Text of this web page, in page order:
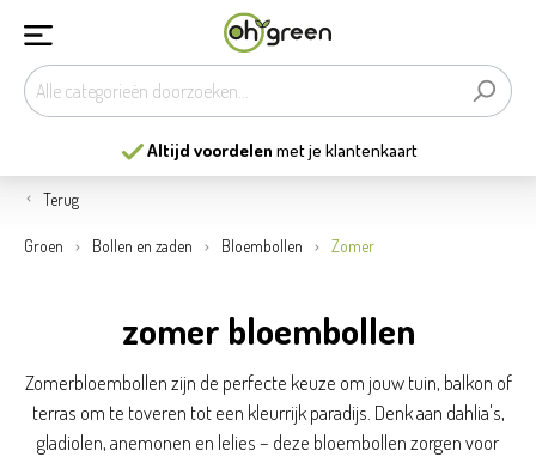
Altijd voordelen met je klantenkaart
Terug
Groen Bollen en zaden Bloembollen Zomer
zomer bloembollen
Zomerbloembollen zijn de perfecte keuze om jouw tuin, balkon of
terras om te toveren tot een kleurrijk paradijs. Denk aan dahlia's,
gladiolen, anemonen en lelies – deze bloembollen zorgen voor